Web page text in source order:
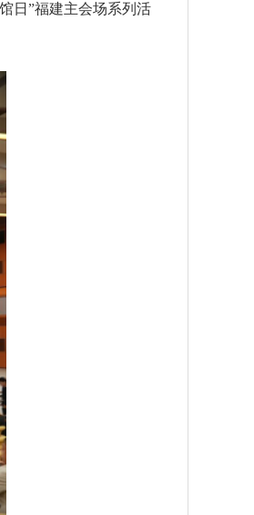
日”福建主会场系列活